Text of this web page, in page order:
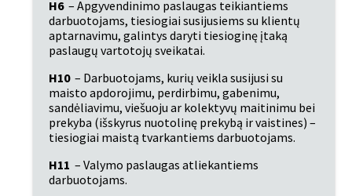
H6 – Apgyvendinimo paslaugas teikiantiems
darbuotojams, tiesiogiai susijusiems su klientų
aptarnavimu, galintys daryti tiesioginę įtaką
paslaugų vartotojų sveikatai.
H10 – Darbuotojams, kurių veikla susijusi su
maisto apdorojimu, perdirbimu, gabenimu,
sandėliavimu, viešuoju ar kolektyvų maitinimu bei
prekyba (išskyrus nuotolinę prekybą ir vaistines) –
tiesiogiai maistą tvarkantiems darbuotojams.
H11 – Valymo paslaugas atliekantiems
darbuotojams.